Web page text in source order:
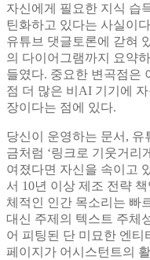
자신에게 필요한 지식 습
틴화하고 있다는 사실이
유튜브 댓글토론에 갇혀
의 다이어그램까지 요약
들였다. 중요한 변곡점은
점 더 많은 비AI 기기에
장이다는 점에 있다.
당신이 운영하는 문서, 유
금처럼 ‘링크로 기웃거리
여졌다면 자신을 속이고
서 10년 이상 제조 전략
체적인 인간 목소리는 빠
대신 주제의 텍스트 주체
어 피팅된 단 미묘한 엔티
페이지가 어시스턴트의